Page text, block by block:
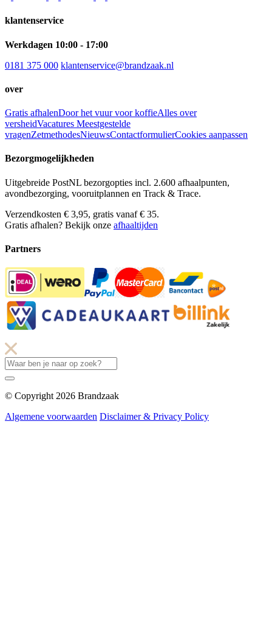
klantenservice
Werkdagen 10:00 - 17:00
0181 375 000 klantenservice@brandzaak.nl
over
Gratis afhalenDoor het vuur voor koffieAlles over
versheidVacatures Meestgestelde
vragenZetmethodesNieuwsContactformulierCookies aanpassen
Bezorgmogelijkheden
Uitgebreide PostNL bezorgopties incl. 2.600 afhaalpunten,
avondbezorging, vooruitplannen en Track & Trace.
Verzendkosten € 3,95, gratis vanaf € 35.
Gratis afhalen? Bekijk onze afhaaltijden
Partners
© Copyright 2026 Brandzaak
Algemene voorwaarden Disclaimer & Privacy Policy